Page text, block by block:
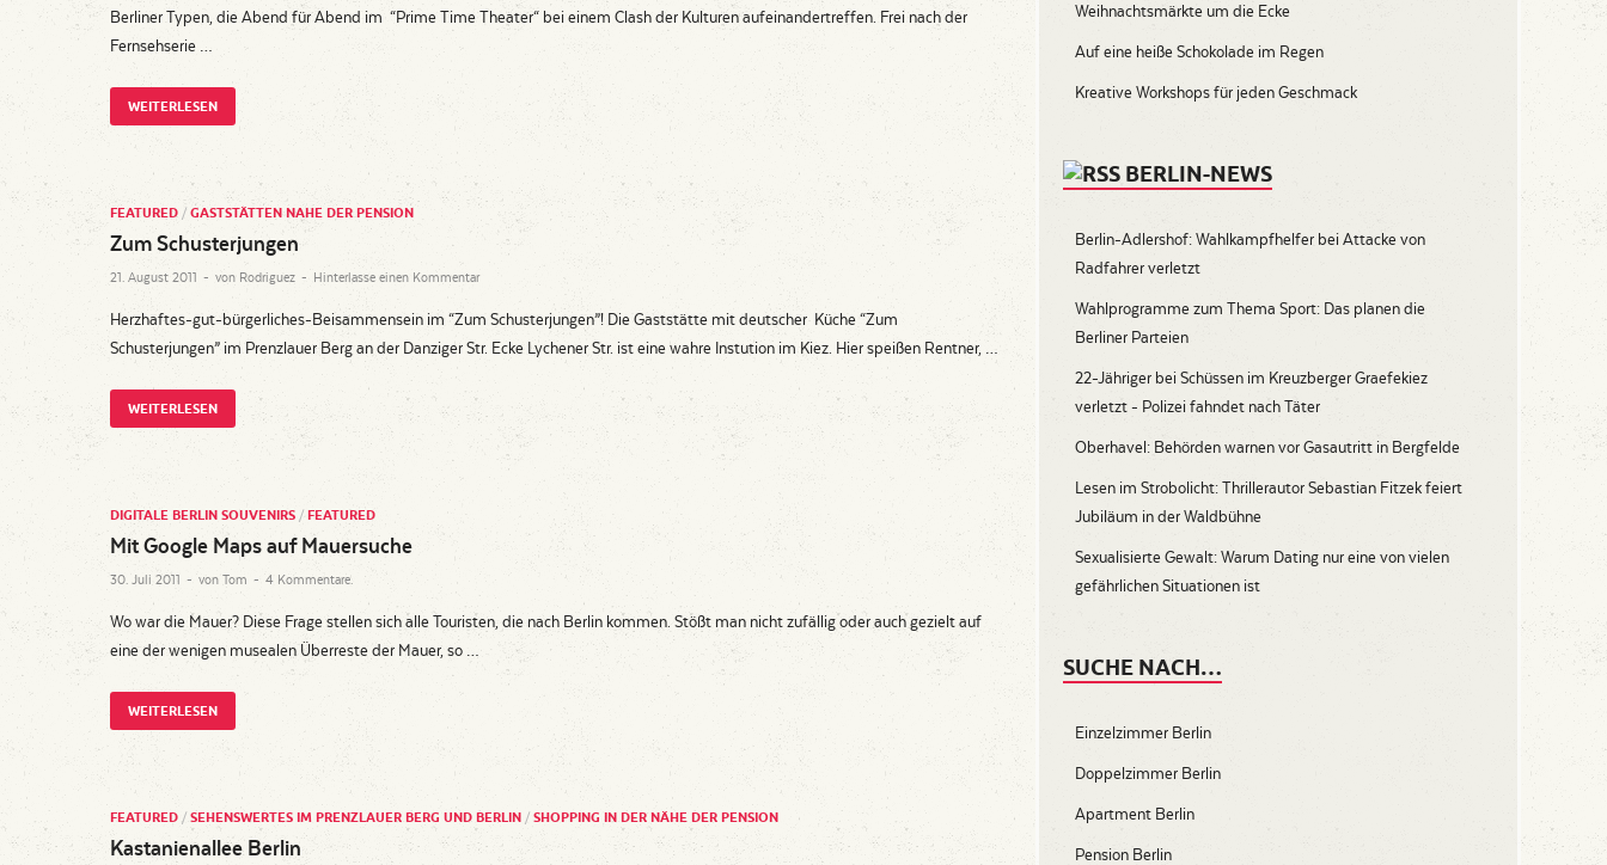
Berliner Typen, die Abend für Abend im “Prime Time Theater“ bei einem Clash der Kulturen aufeinandertreffen. Frei nach der
Fernsehserie …
WEITERLESEN
FEATURED / GASTSTÄTTEN NAHE DER PENSION
Zum Schusterjungen
21. August 2011 - von Rodriguez - Hinterlasse einen Kommentar
Herzhaftes-gut-bürgerliches-Beisammensein im “Zum Schusterjungen”! Die Gaststätte mit deutscher Küche “Zum
Schusterjungen” im Prenzlauer Berg an der Danziger Str. Ecke Lychener Str. ist eine wahre Instution im Kiez. Hier speißen Rentner, …
WEITERLESEN
DIGITALE BERLIN SOUVENIRS / FEATURED
Mit Google Maps auf Mauersuche
30. Juli 2011 - von Tom - 4 Kommentare.
Wo war die Mauer? Diese Frage stellen sich alle Touristen, die nach Berlin kommen. Stößt man nicht zufällig oder auch gezielt auf
eine der wenigen musealen Überreste der Mauer, so …
WEITERLESEN
FEATURED / SEHENSWERTES IM PRENZLAUER BERG UND BERLIN / SHOPPING IN DER NÄHE DER PENSION
Kastanienallee Berlin
Weihnachtsmärkte um die Ecke
Auf eine heiße Schokolade im Regen
Kreative Workshops für jeden Geschmack
BERLIN-NEWS
Berlin-Adlershof: Wahlkampfhelfer bei Attacke von
Radfahrer verletzt
Wahlprogramme zum Thema Sport: Das planen die
Berliner Parteien
22-Jähriger bei Schüssen im Kreuzberger Graefekiez
verletzt - Polizei fahndet nach Täter
Oberhavel: Behörden warnen vor Gasautritt in Bergfelde
Lesen im Strobolicht: Thrillerautor Sebastian Fitzek feiert
Jubiläum in der Waldbühne
Sexualisierte Gewalt: Warum Dating nur eine von vielen
gefährlichen Situationen ist
SUCHE NACH…
Einzelzimmer Berlin
Doppelzimmer Berlin
Apartment Berlin
Pension Berlin